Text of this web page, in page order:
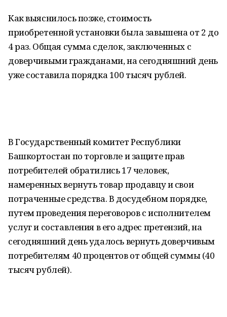
Как выяснилось позже, стоимость
приобретенной установки была завышена от 2 до
4 раз. Общая сумма сделок, заключенных с
доверчивыми гражданами, на сегодняшний день
уже составила порядка 100 тысяч рублей.
В Государственный комитет Республики
Башкортостан по торговле и защите прав
потребителей обратились 17 человек,
намеренных вернуть товар продавцу и свои
потраченные средства. В досудебном порядке,
путем проведения переговоров с исполнителем
услуг и составления в его адрес претензий, на
сегодняшний день удалось вернуть доверчивым
потребителям 40 процентов от общей суммы (40
тысяч рублей).